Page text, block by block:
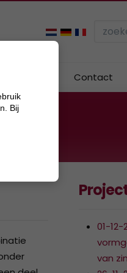
Contact
01-
van
Bij